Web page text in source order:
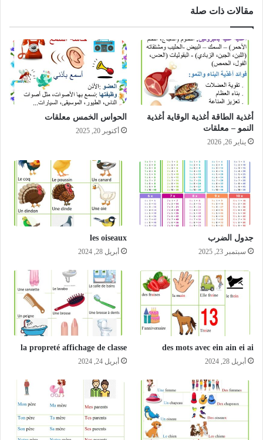
مقالات ذات صلة
أغذية الطاقة أغذية الوقاية أغذية
النمو – معلقات
يناير 26, 2026
الحواس الخمس معلقات
أكتوبر 20, 2025
جدول الضرب
سبتمبر 23, 2025
les oiseaux
أبريل 28, 2024
des mots avec ein ain ei ai
أبريل 28, 2024
la propreté affichage de classe
أبريل 24, 2024